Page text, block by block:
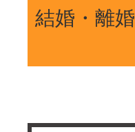
結婚・離婚